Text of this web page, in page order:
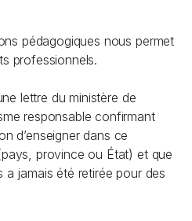
pédagogiques nous permet
professionnels.
lettre du ministère de
responsable confirmant
d’enseigner dans ce
province ou État) et que
jamais été retirée pour des